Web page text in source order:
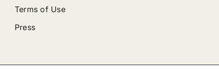
Terms of Use
Press